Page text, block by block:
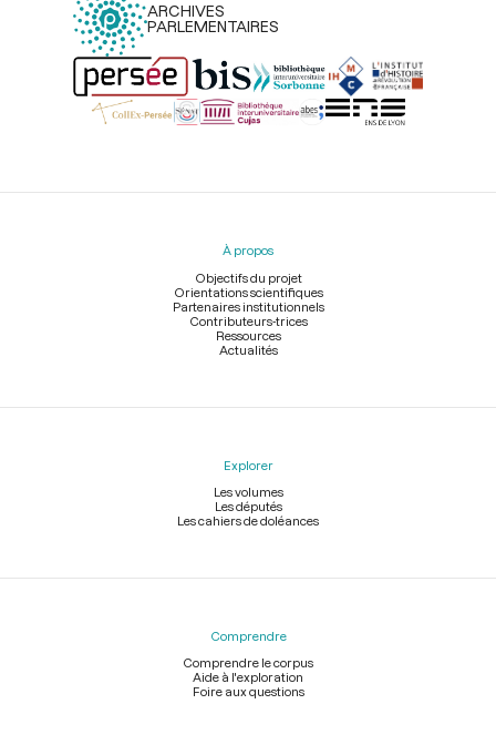
ARCHIVES
PARLEMENTAIRES
Menu
À propos
Objectifs du projet
Orientations scientifiques
Partenaires institutionnels
Contributeurs-trices
Ressources
Actualités
Explorer
Les volumes
Les députés
Les cahiers de doléances
Comprendre
Comprendre le corpus
Aide à l'exploration
Foire aux questions